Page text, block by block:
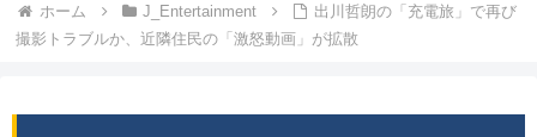
ホーム J_Entertainment
出川哲朗の「充電旅」で再び
撮影トラブルか、近隣住民の「激怒動画」が拡散